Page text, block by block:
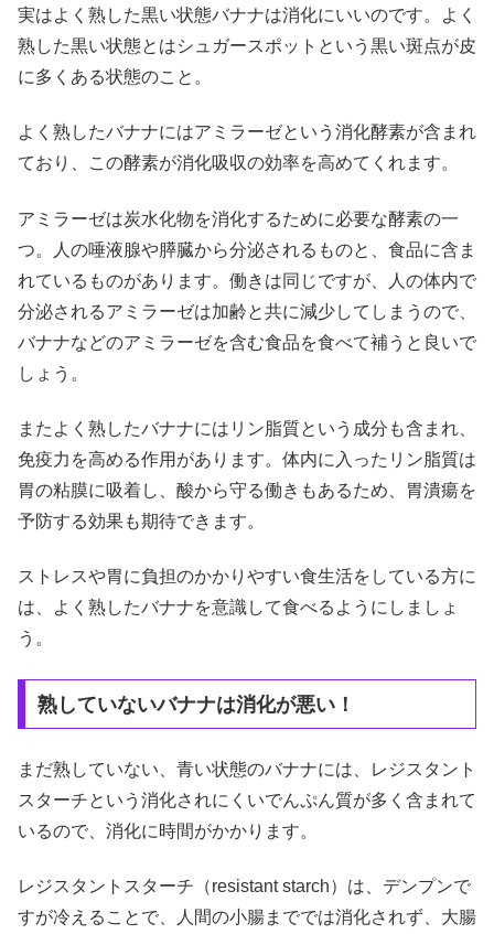
実はよく熟した黒い状態バナナは消化にいいのです。よく
熟した黒い状態とはシュガースポットという黒い斑点が皮
に多くある状態のこと。
よく熟したバナナにはアミラーゼという消化酵素が含まれ
ており、この酵素が消化吸収の効率を高めてくれます。
アミラーゼは炭水化物を消化するために必要な酵素の一
つ。人の唾液腺や膵臓から分泌されるものと、食品に含ま
れているものがあります。働きは同じですが、人の体内で
分泌されるアミラーゼは加齢と共に減少してしまうので、
バナナなどのアミラーゼを含む食品を食べて補うと良いで
しょう。
またよく熟したバナナにはリン脂質という成分も含まれ、
免疫力を高める作用があります。体内に入ったリン脂質は
胃の粘膜に吸着し、酸から守る働きもあるため、胃潰瘍を
予防する効果も期待できます。
ストレスや胃に負担のかかりやすい食生活をしている方に
は、よく熟したバナナを意識して食べるようにしましょ
う。
熟していないバナナは消化が悪い！
まだ熟していない、青い状態のバナナには、レジスタント
スターチという消化されにくいでんぷん質が多く含まれて
いるので、消化に時間がかかります。
レジスタントスターチ（resistant starch）は、デンプンで
すが冷えることで、人間の小腸まででは消化されず、大腸